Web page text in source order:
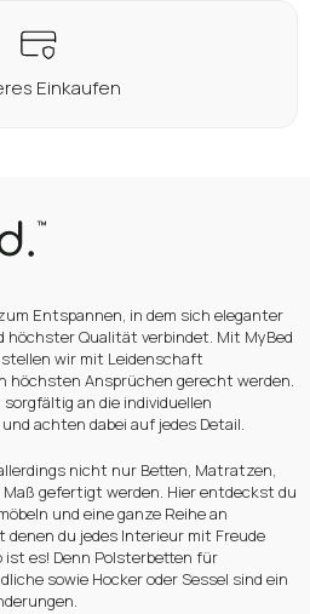
Einkaufen
Entspannen, in dem sich eleganter
Qualität verbindet. Mit MyBed
wir mit Leidenschaft
höchsten Ansprüchen gerecht werden.
an die individuellen
achten dabei auf jedes Detail.
nicht nur Betten, Matratzen,
gefertigt werden. Hier entdeckst du
und eine ganze Reihe an
denen du jedes Interieur mit Freude
es! Denn Polsterbetten für
sowie Hocker oder Sessel sind ein